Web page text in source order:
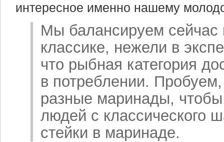
интересное именно нашему
Мы балансируем сейчас
классике, нежели в
что рыбная категория
в потреблении. Пробуем,
разные маринады,
людей с классического
стейки в маринаде.